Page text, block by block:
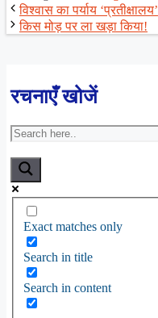
विश्वास का पर्याय ‘प्रतीक्षालय’
किस मोड़ पर ला खड़ा किया!
रचनाएँ खोजें
Exact matches only
Search in title
Search in content